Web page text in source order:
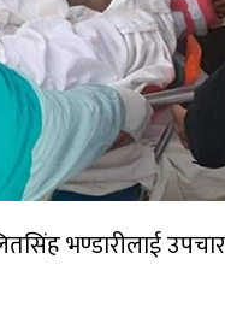
भण्डारीलाई